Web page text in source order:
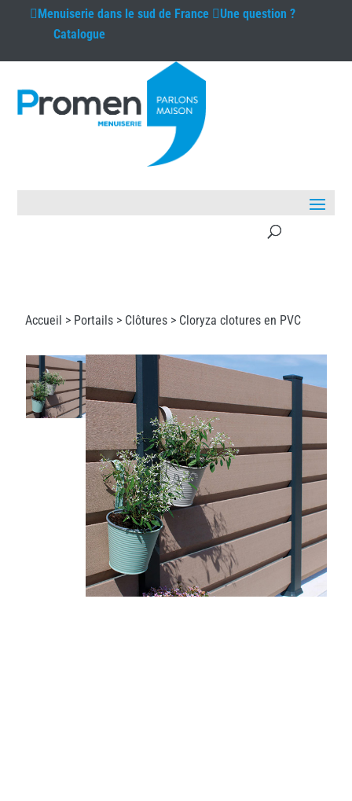
Menuiseriedans le sud de France
Une question ?
Catalogue
Accueil > Portails > Clôtures > Cloryza clotures en PVC